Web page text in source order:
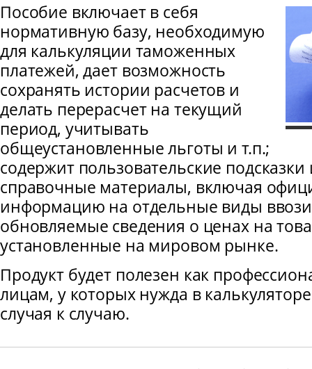
Пособие включает в себя
нормативную базу, необходимую
для калькуляции таможенных
платежей, дает возможность
сохранять истории расчетов и
делать перерасчет на текущий
период, учитывать
общеустановленные льготы и т.п.;
содержит пользовательские
справочные материалы, включая
информацию на отдельные виды
обновляемые сведения о ценах на
установленные на мировом рынке.
Продукт будет полезен как
лицам, у которых нужда в
случая к случаю.